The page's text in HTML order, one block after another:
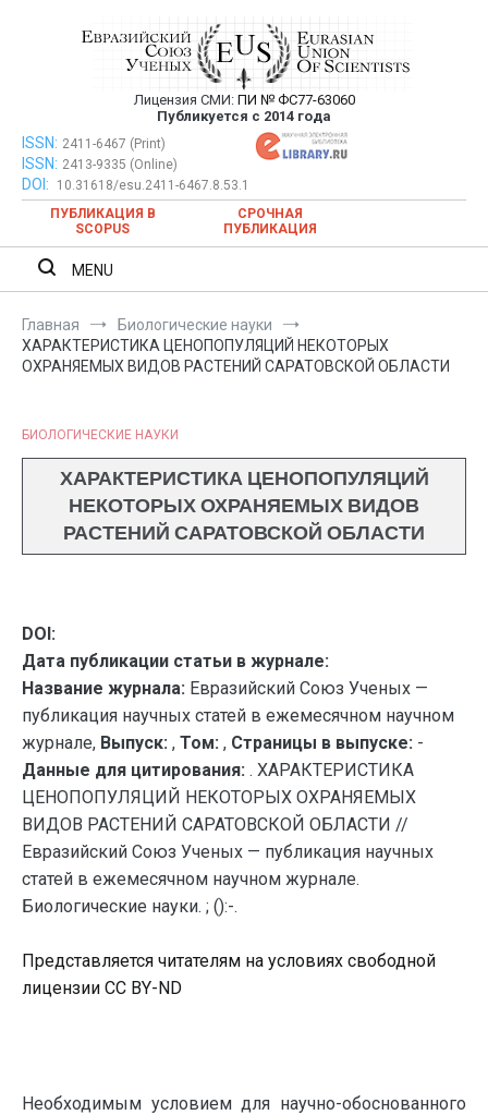
Евразийский Союз Ученых —
публикация научных статей в
ежемесячном научном журнале
Лицензия СМИ: ПИ № ФС77-63060
Публикуется с 2014 года
Евразийский Союз Ученых — публикация научных статей в
ежемесячном научном журнале
ISSN: 2411-6467 (Print)
ISSN: 2413-9335 (Online)
DOI:
10.31618/esu.2411-6467.8.53.1
ПУБЛИКАЦИЯ В
SCOPUS
СРОЧНАЯ
ПУБЛИКАЦИЯ
MENU
Главная
Биологические науки
ХАРАКТЕРИСТИКА ЦЕНОПОПУЛЯЦИЙ НЕКОТОРЫХ
ОХРАНЯЕМЫХ ВИДОВ РАСТЕНИЙ САРАТОВСКОЙ ОБЛАСТИ
БИОЛОГИЧЕСКИЕ НАУКИ
ХАРАКТЕРИСТИКА ЦЕНОПОПУЛЯЦИЙ
НЕКОТОРЫХ ОХРАНЯЕМЫХ ВИДОВ
РАСТЕНИЙ САРАТОВСКОЙ ОБЛАСТИ
DOI:
Дата публикации статьи в журнале:
Название журнала: Евразийский Союз Ученых —
публикация научных статей в ежемесячном научном
журнале, Выпуск: , Том: , Страницы в выпуске: -
Данные для цитирования: . ХАРАКТЕРИСТИКА
ЦЕНОПОПУЛЯЦИЙ НЕКОТОРЫХ ОХРАНЯЕМЫХ
ВИДОВ РАСТЕНИЙ САРАТОВСКОЙ ОБЛАСТИ //
Евразийский Союз Ученых — публикация научных
статей в ежемесячном научном журнале.
Биологические науки. ; ():-.
Представляется читателям на условиях свободной
лицензии CC BY-ND
Необходимым условием для научно-обоснованного